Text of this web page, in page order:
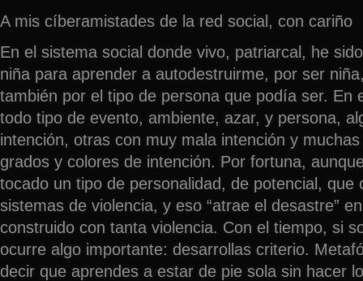
A mis cíberamistades de la red social, con cariño
En el sistema social donde vivo, patriarcal, he
niña para aprender a autodestruirme, por ser
también por el tipo de persona que podía ser. En
todo tipo de evento, ambiente, azar, y persona,
intención, otras con muy mala intención y
grados y colores de intención. Por fortuna,
tocado un tipo de personalidad, de potencial, que
sistemas de violencia, y eso “atrae el desastre”
construido con tanta violencia. Con el tiempo, si
ocurre algo importante: desarrollas criterio.
decir que aprendes a estar de pie sola sin hacer